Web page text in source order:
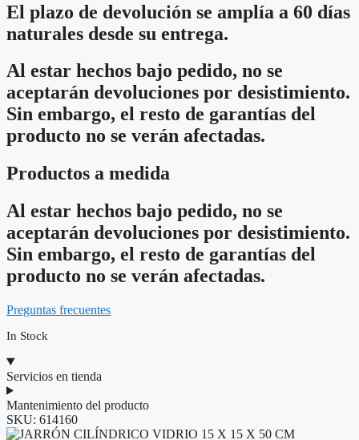
El plazo de devolución se amplía a 60 días
naturales desde su entrega.
Al estar hechos bajo pedido, no se
aceptarán devoluciones por desistimiento.
Sin embargo, el resto de garantías del
producto no se verán afectadas.
Productos a medida
Al estar hechos bajo pedido, no se
aceptarán devoluciones por desistimiento.
Sin embargo, el resto de garantías del
producto no se verán afectadas.
Preguntas frecuentes
In Stock
Servicios en tienda
Mantenimiento del producto
SKU: 614160